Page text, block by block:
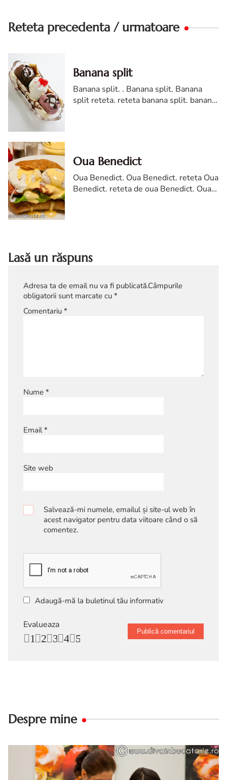
Reteta precedenta / urmatoare
Banana split
Banana split. . Banana split. Banana
split reteta. reteta banana split. banana
Oua Benedict
Oua Benedict. Oua Benedict. reteta Oua
Benedict. reteta de oua Benedict. Oua
Lasă un răspuns
Adresa ta de email nu va fi publicată.Câmpurile
obligatorii sunt marcate cu *
Comentariu *
Nume *
Email*
Site web
Salvează-mi numele, emailul și site-ul web în
acest navigator pentru data viitoare când o să
comentez.
Adaugă-mă la buletinul tău informativ
Evalueaza
5
4
3
2
1
Despre mine